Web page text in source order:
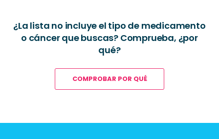
¿La lista no incluye el tipo de medicamento
o cáncer que buscas? Comprueba, ¿por
qué?
COMPROBAR POR QUÉ